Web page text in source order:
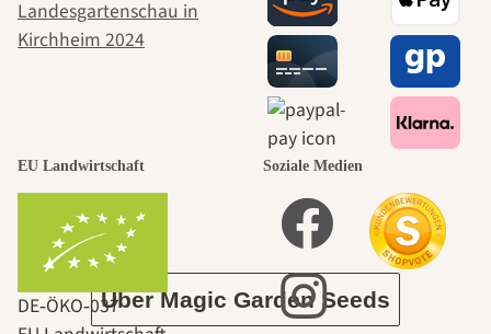
Wege zu uns
selbst führt
durch den
Garten
Über Magic Garden Seeds
EU Landwirtschaft
DE‑ÖKO‑037
Soziale Medien